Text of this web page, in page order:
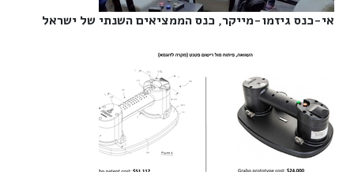
אי-כנס גיזמו-מייקר, כנס הממציאים השנתי של ישראל‎